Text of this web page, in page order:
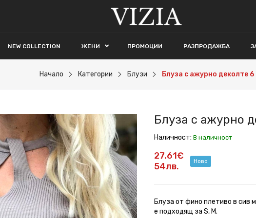
NEW COLLECTION ЖЕНИ ПРОМОЦИИ РАЗПРОДАЖБА
Начало Категории Блузи Блуза с ажурно деколте 6
Блуза с ажурно
Наличност: В наличност
27.61€
54лв.
Ново
Блуза от фино плетиво в сив
е подходящ за S, M.